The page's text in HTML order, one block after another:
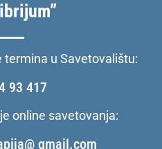
termina u Savetovalištu:
93 417
online savetovanja:
gmail.com